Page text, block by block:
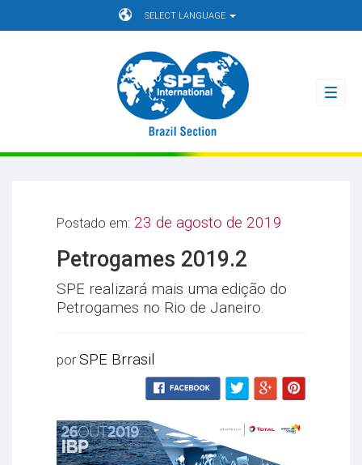
SELECT LANGUAGE
Postado em: 23 de agosto de 2019
Petrogames 2019.2
SPE realizará mais uma edição do
Petrogames no Rio de Janeiro.
por SPE Brrasil